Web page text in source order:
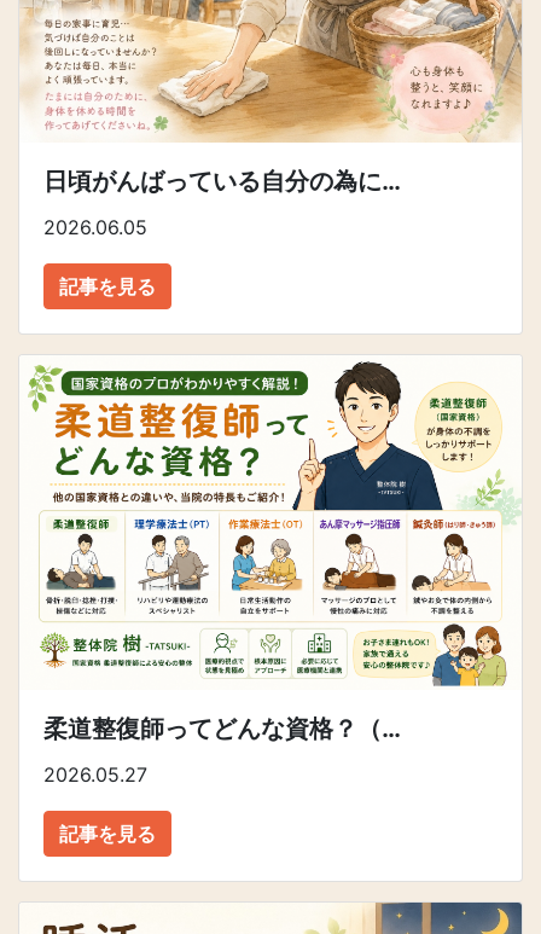
日頃がんばっている自分の為に…
2026.06.05
記事を見る
柔道整復師ってどんな資格？（…
2026.05.27
記事を見る